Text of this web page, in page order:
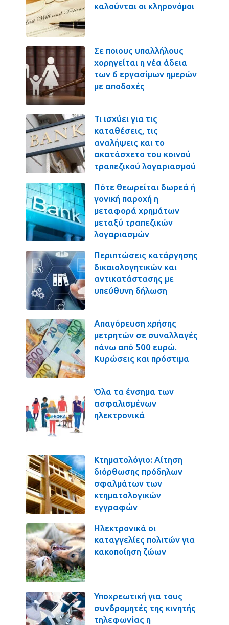
καλούνται οι κληρονόμοι
Σε ποιους υπαλλήλους
χορηγείται η νέα άδεια
των 6 εργασίμων ημερών
με αποδοχές
Τι ισχύει για τις
καταθέσεις, τις
αναλήψεις και το
ακατάσχετο του κοινού
τραπεζικού λογαριασμού
Πότε θεωρείται δωρεά ή
γονική παροχή η
μεταφορά χρημάτων
μεταξύ τραπεζικών
λογαριασμών
Περιπτώσεις κατάργησης
δικαιολογητικών και
αντικατάστασης με
υπεύθυνη δήλωση
Απαγόρευση χρήσης
μετρητών σε συναλλαγές
πάνω από 500 ευρώ.
Κυρώσεις και πρόστιμα
Όλα τα ένσημα των
ασφαλισμένων
ηλεκτρονικά
Κτηματολόγιο: Αίτηση
διόρθωσης πρόδηλων
σφαλμάτων των
κτηματολογικών
εγγραφών
Ηλεκτρονικά οι
καταγγελίες πολιτών για
κακοποίηση ζώων
Υποχρεωτική για τους
συνδρομητές της κινητής
τηλεφωνίας η